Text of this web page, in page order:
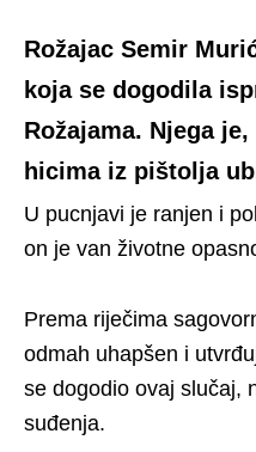
Rožajac Semir
koja se dogodila
Rožajama. Njega
hicima iz pištolja
U pucnjavi je ranjen i
on je van životne
Prema riječima
odmah uhapšen i
se dogodio ovaj slučaj,
suđenja.